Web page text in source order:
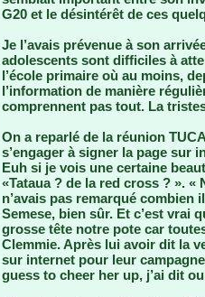
G20 et le désintérêt de ces
Je l’avais prévenue à son
adolescents sont difficiles à
l’école primaire où au moins,
l’information de manière
comprennent pas tout. La
On a reparlé de la réunion
s’engager à signer la page
Euh si je vois une certaine
«Tataua ? de la red cross ? ». «
n’avais pas remarqué combien
Semese, bien sûr. Et c’est vrai
grosse tête notre pote car
Clemmie. Après lui avoir dit la
sur internet pour leur
guess to cheer her up, j’ai dit